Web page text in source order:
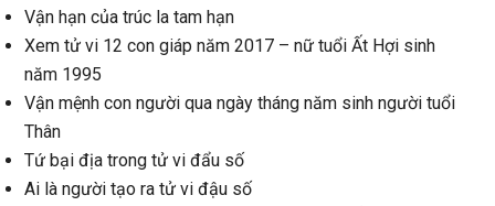
Vận hạn của trúc la tam hạn
Xem tử vi 12 con giáp năm 2017 – nữ tuổi Ất Hợi sinh
năm 1995
Vận mệnh con người qua ngày tháng năm sinh người tuổi
Thân
Tứ bại địa trong tử vi đẩu số
Ai là người tạo ra tử vi đậu số